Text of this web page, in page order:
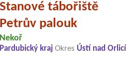
Stanové tábořiště
Petrův palouk
Nekoř
Pardubický kraj Okres Ústí nad Orlicí